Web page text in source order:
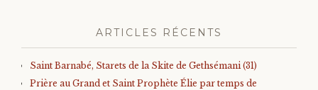
ARTICLES RÉCENTS
Saint Barnabé, Starets de la Skite de Gethsémani (31)
Prière au Grand et Saint Prophète Élie par temps de